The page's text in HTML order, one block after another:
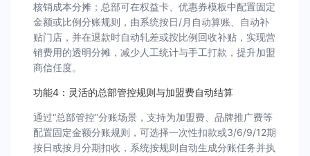
核销成本分摊；总部可在权益卡、优惠券模板中配置固定
金额或比例分账规则，由系统按日/月自动算账、自动补
贴门店，并在退款时自动轧差或按比例回收补贴，实现营
销费用的透明分摊，减少人工统计与手工打款，提升加盟
商信任度。
功能4：灵活的总部管控规则与加盟费自动结算
通过“总部管控”分账场景，支持为加盟费、品牌推广费等
配置固定金额分账规则，可选择一次性扣款或3/6/9/12期
按日或按月分期扣收，系统按规则自动生成分账任务并执